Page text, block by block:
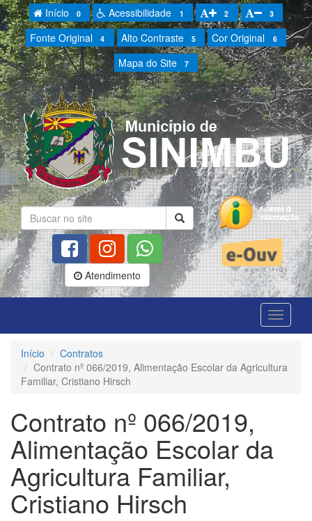
Início 0 Acessibilidade 1 2 3
Fonte Original 4 Alto Contraste 5 Cor Original 6
Mapa do Site 7
Atendimento
Início
Contratos
Contrato nº 066/2019, Alimentação Escolar da Agricultura
Familiar, Cristiano Hirsch
Contrato nº 066/2019,
Alimentação Escolar da
Agricultura Familiar,
Cristiano Hirsch